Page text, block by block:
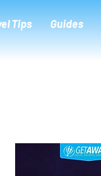
Tips Guides